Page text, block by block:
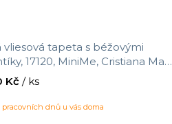
vliesová tapeta s béžovými
17120, MiniMe, Cristiana Masi
velikost 10,05 x 0,53 m
pracovních dnů u vás doma
Kč / ks